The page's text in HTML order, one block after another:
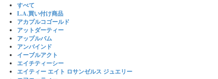
すべて
L.A.買い付け商品
アカプルコゴールド
アットダーティー
アップルバム
アンバインド
イーブルアクト
エイチティーシー
エイティー エイト ロサンゼルス ジュエリー